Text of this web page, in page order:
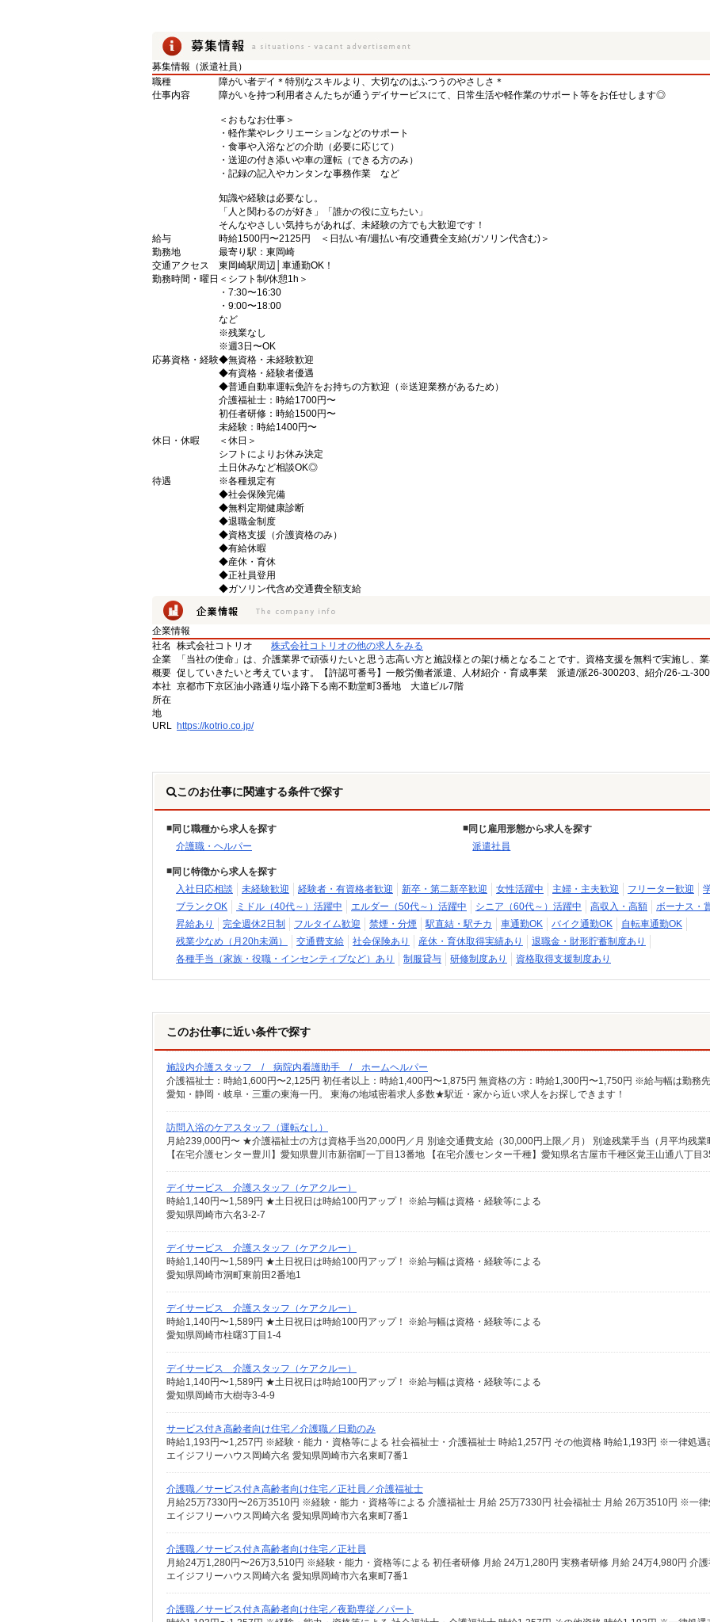
募集情報（派遣社員）
職種
障がい者デイ＊特別なスキルより、大切なのはふつうのやさしさ＊
仕事内容
障がいを持つ利用者さんたちが通うデイサービスにて、日常生活や軽作業のサポート等をお任せします◎
＜おもなお仕事＞
・軽作業やレクリエーションなどのサポート
・食事や入浴などの介助（必要に応じて）
・送迎の付き添いや車の運転（できる方のみ）
・記録の記入やカンタンな事務作業 など
知識や経験は必要なし。
「人と関わるのが好き」「誰かの役に立ちたい」
そんなやさしい気持ちがあれば、未経験の方でも大歓迎です！
給与
時給1500円〜2125円 ＜日払い有/週払い有/交通費全支給(ガソリン代含む)＞
勤務地
最寄り駅：東岡崎
交通アクセス
東岡崎駅周辺│車通勤OK！
勤務時間・曜日 ＜シフト制/休憩1h＞
・7:30〜16:30
・9:00〜18:00
など
※残業なし
※週3日〜OK
応募資格・経験◆無資格・未経験歓迎
◆有資格・経験者優遇
◆普通自動車運転免許をお持ちの方歓迎（※送迎業務があるため）
介護福祉士：時給1700円〜
初任者研修：時給1500円〜
未経験：時給1400円〜
休日・休暇
＜休日＞
シフトによりお休み決定
土日休みなど相談OK◎
待遇
※各種規定有
◆社会保険完備
◆無料定期健康診断
◆退職金制度
◆資格支援（介護資格のみ）
◆有給休暇
◆産休・育休
◆正社員登用
◆ガソリン代含め交通費全額支給
企業情報
社名
株式会社コトリオ
株式会社コトリオの他の求人をみる
企業
概要
「当社の使命」は、介護業界で頑張りたいと思う志高い方と施設様との架け橋となることです。資格支援を無料で実施し、
促していきたいと考えています。【許認可番号】一般労働者派遣、人材紹介・育成事業 派遣/派26-300203、紹介/26-ユ-
本社
所在
地
京都市下京区油小路通り塩小路下る南不動堂町3番地 大道ビル7階
URL https://kotrio.co.jp/
このお仕事に関連する条件で探す
同じ職種から求人を探す
介護職・ヘルパー
同じ雇用形態から求人を探す
派遣社員
同じ特徴から求人を探す
入社日応相談
未経験歓迎 経験者・有資格者歓迎 新卒・第二新卒歓迎 女性活躍中 主婦・主夫歓迎 フリーター歓迎
ブランクOK
ミドル（40代～）活躍中 エルダー（50代～）活躍中 シニア（60代～）活躍中 高収入・高額
ボーナス・
昇給あり
完全週休2日制 フルタイム歓迎 禁煙・分煙 駅直結・駅チカ 車通勤OK バイク通勤OK
自転車通勤OK
残業少なめ（月20h未満）
交通費支給 社会保険あり 産休・育休取得実績あり
退職金・財形貯蓄制度あり
各種手当（家族・役職・インセンティブなど）あり
制服貸与 研修制度あり 資格取得支援制度あり
このお仕事に近い条件で探す
施設内介護スタッフ / 病院内看護助手 / ホームヘルパー
愛知・静岡・岐阜・三重の東海一円。 東海の地域密着求人多数★駅近・家から近い求人をお探しできます！
訪問入浴のケアスタッフ（運転なし）
デイサービス 介護スタッフ（ケアクルー）
時給1,140円〜1,589円 ★土日祝日は時給100円アップ！ ※給与幅は資格・経験等による
愛知県岡崎市六名3-2-7
デイサービス 介護スタッフ（ケアクルー）
時給1,140円〜1,589円 ★土日祝日は時給100円アップ！ ※給与幅は資格・経験等による
愛知県岡崎市洞町東前田2番地1
デイサービス 介護スタッフ（ケアクルー）
時給1,140円〜1,589円 ★土日祝日は時給100円アップ！ ※給与幅は資格・経験等による
愛知県岡崎市柱曙3丁目1-4
デイサービス 介護スタッフ（ケアクルー）
時給1,140円〜1,589円 ★土日祝日は時給100円アップ！ ※給与幅は資格・経験等による
愛知県岡崎市大樹寺3-4-9
サービス付き高齢者向け住宅／介護職／日勤のみ
エイジフリーハウス岡崎六名 愛知県岡崎市六名東町7番1
介護職／サービス付き高齢者向け住宅／正社員／介護福祉士
エイジフリーハウス岡崎六名 愛知県岡崎市六名東町7番1
介護職／サービス付き高齢者向け住宅／正社員
エイジフリーハウス岡崎六名 愛知県岡崎市六名東町7番1
介護職／サービス付き高齢者向け住宅／夜勤専従／パート